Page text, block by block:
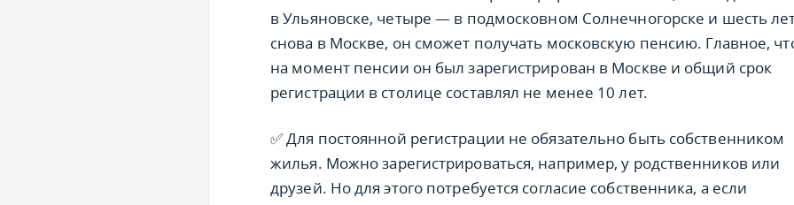
в Ульяновске, четыре — в подмосковном Солнечногорске и шесть
снова в Москве, он сможет получать московскую пенсию. Главное,
на момент пенсии он был зарегистрирован в Москве и общий срок
регистрации в столице составлял не менее 10 лет.
✅ Для постоянной регистрации не обязательно быть собственником
жилья. Можно зарегистрироваться, например, у родственников или
друзей. Но для этого потребуется согласие собственника, а если